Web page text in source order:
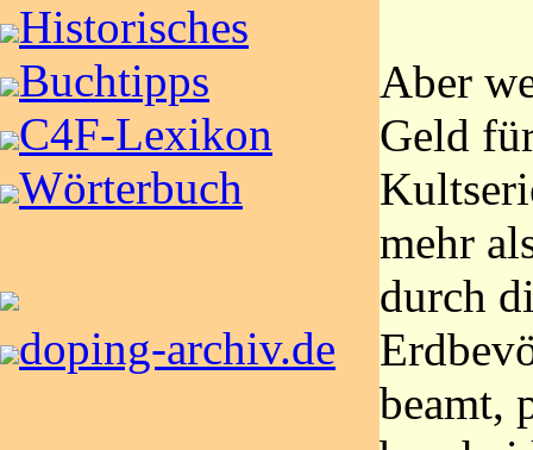
Historisches
Buchtipps
C4F-Lexikon
Wörterbuch
doping-archiv.de
Aber
Geld
mehr
durch
beamt,